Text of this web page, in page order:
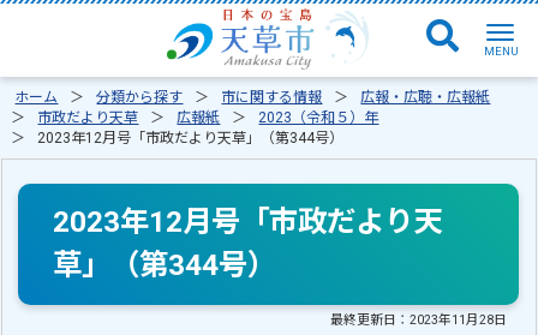
ホーム 分類から探す 市に関する情報
広報・広聴・広報紙
市政だより天草
広報紙
2023（令和５）年
2023年12月号「市政だより天草」（第344号）
2023年12月号「市政だより天
草」（第344号）
最終更新日：2023年11月28日